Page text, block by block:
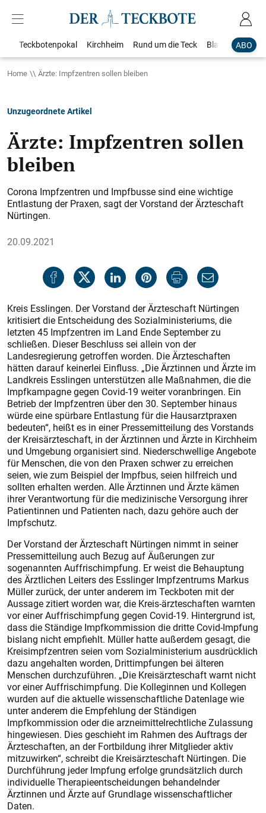
ABO
Teckbotenpokal Kirchheim Rund um die Teck Blaulicht
Home Ärzte: Impfzentren sollen bleiben
Unzugeordnete Artikel
Ärzte: Impfzentren sollen
bleiben
Corona Impfzentren und Impfbusse sind eine wichtige
Entlastung der Praxen, sagt der Vorstand der Ärzteschaft
Nürtingen.
20.09.2021
Kreis Esslingen. Der Vorstand der Ärzteschaft Nürtingen
kritisiert die Entscheidung des Sozialminis­teriums, die
letzten 45 Impfzentren im Land Ende September zu
schließen. Dieser Beschluss sei allein von der
Landesregierung getroffen worden. Die Ärzteschaften
hätten darauf keinerlei Einfluss. „Die Ärztinnen und Ärzte im
Landkreis Esslingen unterstützen alle Maßnahmen, die die
Impfkampagne gegen Covid-19 weiter voranbringen. Ein
Betrieb der Impfzentren über den 30. September hinaus
würde eine spürbare Entlastung für die Hausarztpraxen
bedeuten“, heißt es in einer Pressemitteilung des Vorstands
der Kreisärzteschaft, in der Ärztinnen und Ärzte in Kirchheim
und Umgebung organisiert sind. Niederschwellige Angebote
für Menschen, die von den Praxen schwer zu erreichen
seien, wie zum Beispiel der Impfbus, seien hilfreich und
sollten erhalten werden. Alle Ärztinnen und Ärzte kämen
ihrer Verantwortung für die medizinische Versorgung ihrer
Patientinnen und Patienten nach, dazu gehöre auch der
Impfschutz.
Der Vorstand der Ärzteschaft Nürtingen nimmt in seiner
Pressemitteilung auch Bezug auf Äußerungen zur
sogenannten Auffrischimpfung. Er weist die Behauptung
des Ärztlichen Leiters des Esslinger Impfzentrums Markus
Müller zurück, der unter anderem im Teckboten mit der
Aussage zitiert worden war, die Kreis-ärzteschaften warnten
vor einer Auffrischimpfung gegen Covid-19. Hintergrund ist,
dass die Ständige Impfkommission die dritte Covid-Impfung
bislang nicht empfiehlt. Müller hatte außerdem gesagt, die
Kreisimpfzentren seien vom Sozialministerium ausdrücklich
dazu angehalten worden, Dritt­impfungen bei älteren
Menschen durchzuführen. „Die Kreisärzteschaft warnt nicht
vor einer Auffrischimpfung. Die Kolleginnen und Kollegen
wurden auf die aktuelle wissenschaftliche Datenlage wie
unter anderem die Empfehlung der Ständigen
Impfkommission oder die arzneimittelrechtliche Zulassung
hingewiesen. Dies geschieht im Rahmen des Auftrags der
Ärzteschaften, an der Fortbildung ihrer Mitglieder aktiv
mitzuwirken“, schreibt die Kreisärzteschaft Nürtingen. Die
Durchführung jeder Impfung erfolge grundsätzlich durch
individuelle Therapieentscheidungen behandelnder
Ärztinnen und Ärzte auf Grundlage wissenschaftlicher
Daten.